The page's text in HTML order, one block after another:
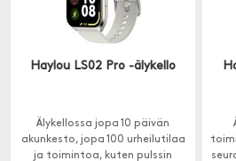
Haylou LS02 Pro -älykello
Älykellossa jopa 10 päivän
akunkesto, jopa 100 urheilutilaa
ja toimintoa, kuten pulssin